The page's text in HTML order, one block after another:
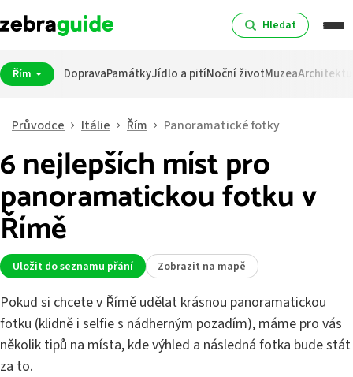
Hledat
Řím DopravaPamátkyJídlo a pitíNoční životMuzea
Průvodce Itálie Řím Panoramatické fotky
6 nejlepších míst pro
panoramatickou fotku v
Římě
Uložit do seznamu přání Zobrazit na mapě
Pokud si chcete v Římě udělat krásnou panoramatickou
fotku (klidně i selfie s nádherným pozadím), máme pro vás
několik tipů na místa, kde výhled a následná fotka bude stát
za to.